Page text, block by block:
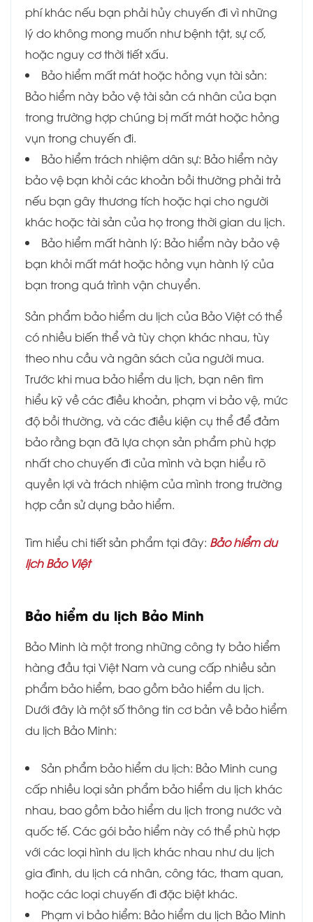
phí khác nếu bạn phải hủy chuyến đi vì những
lý do không mong muốn như bệnh tật, sự cố,
hoặc nguy cơ thời tiết xấu.
Bảo hiểm mất mát hoặc hỏng vụn tài sản:
Bảo hiểm này bảo vệ tài sản cá nhân của bạn
trong trường hợp chúng bị mất mát hoặc hỏng
vụn trong chuyến đi.
Bảo hiểm trách nhiệm dân sự: Bảo hiểm này
bảo vệ bạn khỏi các khoản bồi thường phải trả
nếu bạn gây thương tích hoặc hại cho người
khác hoặc tài sản của họ trong thời gian du lịch.
Bảo hiểm mất hành lý: Bảo hiểm này bảo vệ
bạn khỏi mất mát hoặc hỏng vụn hành lý của
bạn trong quá trình vận chuyển.
Sản phẩm bảo hiểm du lịch của Bảo Việt có thể
có nhiều biến thể và tùy chọn khác nhau, tùy
theo nhu cầu và ngân sách của người mua.
Trước khi mua bảo hiểm du lịch, bạn nên tìm
hiểu kỹ về các điều khoản, phạm vi bảo vệ, mức
độ bồi thường, và các điều kiện cụ thể để đảm
bảo rằng bạn đã lựa chọn sản phẩm phù hợp
nhất cho chuyến đi của mình và bạn hiểu rõ
quyền lợi và trách nhiệm của mình trong trường
hợp cần sử dụng bảo hiểm.
Tìm hiểu chi tiết sản phẩm tại đây: Bảo hiểm du
lịch Bảo Việt
Bảo hiểm du lịch Bảo Minh
Bảo Minh là một trong những công ty bảo hiểm
hàng đầu tại Việt Nam và cung cấp nhiều sản
phẩm bảo hiểm, bao gồm bảo hiểm du lịch.
Dưới đây là một số thông tin cơ bản về bảo hiểm
du lịch Bảo Minh:
Sản phẩm bảo hiểm du lịch: Bảo Minh cung
cấp nhiều loại sản phẩm bảo hiểm du lịch khác
nhau, bao gồm bảo hiểm du lịch trong nước và
quốc tế. Các gói bảo hiểm này có thể phù hợp
với các loại hình du lịch khác nhau như du lịch
gia đình, du lịch cá nhân, công tác, tham quan,
hoặc các loại chuyến đi đặc biệt khác.
Phạm vi bảo hiểm: Bảo hiểm du lịch Bảo Minh